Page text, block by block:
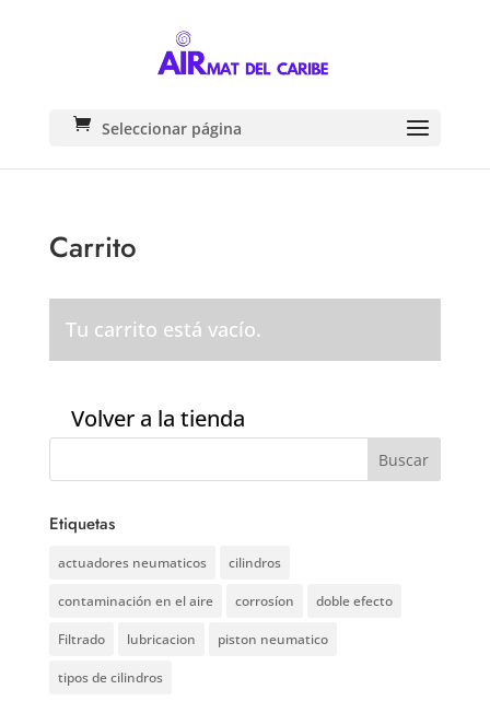
Seleccionar página
Carrito
Tu carrito está vacío.
Volver a la tienda
Etiquetas
actuadores neumaticos cilindros
contaminación en el aire corrosíon doble efecto
Filtrado lubricacion piston neumatico
tipos de cilindros